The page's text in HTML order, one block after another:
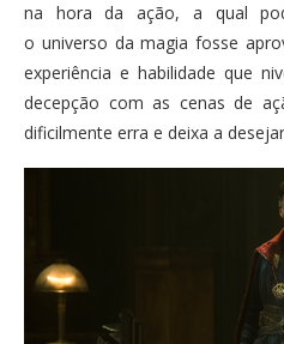
na hora da ação, a qual
o universo da magia fosse
experiência e habilidade que
decepção com as cenas de
dificilmente erra e deixa a